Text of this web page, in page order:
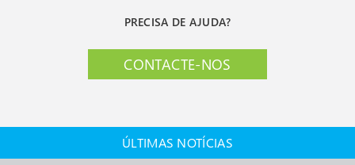
PRECISA DE AJUDA?
CONTACTE-NOS
ÚLTIMAS NOTÍCIAS
29-1-2018SMARTNOTES! ROTORES FIBERLITE DA THERMO SCIENTIFIC
17-7-2017NOVIDADE! SORVALL BIOS 16 DA THERMO SCIENTIFC
1-3-2017NOVIDADE! NOVO WEBSITE DO GRUPO CERTILABO
18-1-2017NOVIDADE! CÂMARAS CLIMÁTICAS CLIMEEVENT DA WEISSTECHNIK
15-10-2016NOVIDADE! CRYOFUGE 8 E 16 DA THERMO SCIENTIFIC